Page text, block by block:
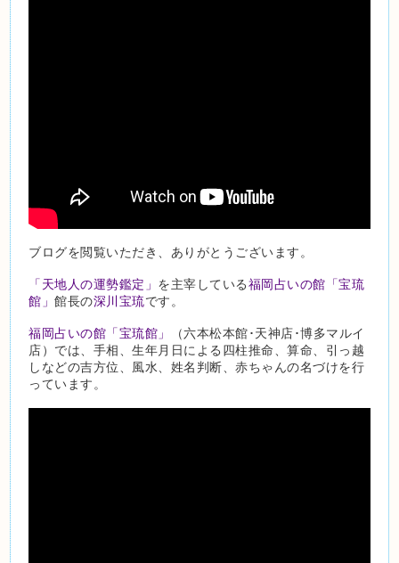
ブログを閲覧いただき、ありがとうございます。
「天地人の運勢鑑定」 を主宰している福岡占いの館「宝琉
館」館長の深川宝琉です。
福岡占いの館「宝琉館」
（六本松本館･天神店･博多マルイ
店）では、手相、生年月日による四柱推命、算命、引っ越
しなどの吉方位、風水、姓名判断、赤ちゃんの名づけを行
っています。